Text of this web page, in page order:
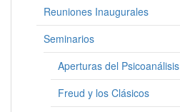
Reuniones Inaugurales
Seminarios
Aperturas del Psicoanálisis
Freud y los Clásicos